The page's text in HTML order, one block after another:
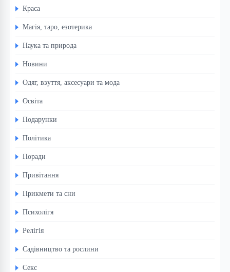
Краса
Магія, таро, езотерика
Наука та природа
Новини
Одяг, взуття, аксесуари та мода
Освіта
Подарунки
Політика
Поради
Привітання
Прикмети та сни
Психолігя
Релігія
Садівництво та рослини
Секс